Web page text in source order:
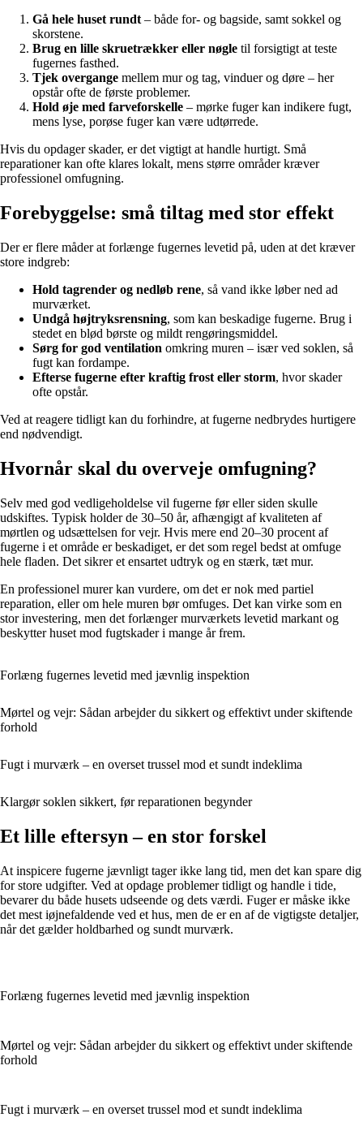
Gå hele huset rundt – både for- og bagside, samt sokkel og
skorstene.
Brug en lille skruetrækker eller nøgle til forsigtigt at teste
fugernes fasthed.
Tjek overgange mellem mur og tag, vinduer og døre – her
opstår ofte de første problemer.
Hold øje med farveforskelle – mørke fuger kan indikere fugt,
mens lyse, porøse fuger kan være udtørrede.
Hvis du opdager skader, er det vigtigt at handle hurtigt. Små
reparationer kan ofte klares lokalt, mens større områder kræver
professionel omfugning.
Forebyggelse: små tiltag med stor effekt
Der er flere måder at forlænge fugernes levetid på, uden at det kræver
store indgreb:
Hold tagrender og nedløb rene, så vand ikke løber ned ad
murværket.
Undgå højtryksrensning, som kan beskadige fugerne. Brug i
stedet en blød børste og mildt rengøringsmiddel.
Sørg for god ventilation omkring muren – især ved soklen, så
fugt kan fordampe.
Efterse fugerne efter kraftig frost eller storm, hvor skader
ofte opstår.
Ved at reagere tidligt kan du forhindre, at fugerne nedbrydes hurtigere
end nødvendigt.
Hvornår skal du overveje omfugning?
Selv med god vedligeholdelse vil fugerne før eller siden skulle
udskiftes. Typisk holder de 30–50 år, afhængigt af kvaliteten af
mørtlen og udsættelsen for vejr. Hvis mere end 20–30 procent af
fugerne i et område er beskadiget, er det som regel bedst at omfuge
hele fladen. Det sikrer et ensartet udtryk og en stærk, tæt mur.
En professionel murer kan vurdere, om det er nok med partiel
reparation, eller om hele muren bør omfuges. Det kan virke som en
stor investering, men det forlænger murværkets levetid markant og
beskytter huset mod fugtskader i mange år frem.
Forlæng fugernes levetid med jævnlig inspektion
Mørtel og vejr: Sådan arbejder du sikkert og effektivt under skiftende
forhold
Fugt i murværk – en overset trussel mod et sundt indeklima
Klargør soklen sikkert, før reparationen begynder
Et lille eftersyn – en stor forskel
At inspicere fugerne jævnligt tager ikke lang tid, men det kan spare dig
for store udgifter. Ved at opdage problemer tidligt og handle i tide,
bevarer du både husets udseende og dets værdi. Fuger er måske ikke
det mest iøjnefaldende ved et hus, men de er en af de vigtigste detaljer,
når det gælder holdbarhed og sundt murværk.
Forlæng fugernes levetid med jævnlig inspektion
Mørtel og vejr: Sådan arbejder du sikkert og effektivt under skiftende
forhold
Fugt i murværk – en overset trussel mod et sundt indeklima